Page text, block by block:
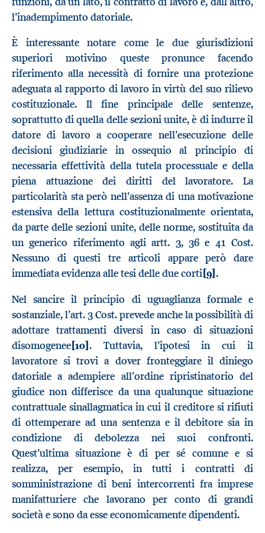
l’inadempimento datoriale.
È interessante notare come le due giurisdizioni
superiori motivino queste pronunce facendo
riferimento alla necessità di fornire una protezione
adeguata al rapporto di lavoro in virtù del suo rilievo
costituzionale. Il fine principale delle sentenze,
soprattutto di quella delle sezioni unite, è di indurre il
datore di lavoro a cooperare nell’esecuzione delle
decisioni giudiziarie in ossequio al principio di
necessaria effettività della tutela processuale e della
piena attuazione dei diritti del lavoratore. La
particolarità sta però nell’assenza di una motivazione
estensiva della lettura costituzionalmente orientata,
da parte delle sezioni unite, delle norme, sostituita da
un generico riferimento agli artt. 3, 36 e 41 Cost.
Nessuno di questi tre articoli appare però dare
immediata evidenza alle tesi delle due corti[9].
Nel sancire il principio di uguaglianza formale e
sostanziale, l’art. 3 Cost. prevede anche la possibilità di
adottare trattamenti diversi in caso di situazioni
disomogenee[10]. Tuttavia, l’ipotesi in cui il
lavoratore si trovi a dover fronteggiare il diniego
datoriale a adempiere all’ordine ripristinatorio del
giudice non differisce da una qualunque situazione
contrattuale sinallagmatica in cui il creditore si rifiuti
di ottemperare ad una sentenza e il debitore sia in
condizione di debolezza nei suoi confronti.
Quest’ultima situazione è di per sé comune e si
realizza, per esempio, in tutti i contratti di
somministrazione di beni intercorrenti fra imprese
manifatturiere che lavorano per conto di grandi
società e sono da esse economicamente dipendenti.